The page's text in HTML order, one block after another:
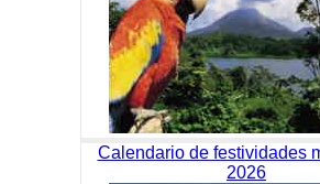
Calendario de festividades
2026